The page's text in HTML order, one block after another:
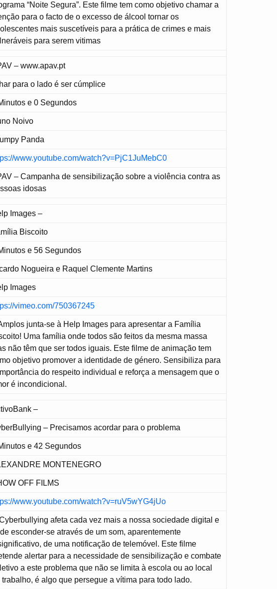
“Noite Segura”. Este filme tem como objetivo chamar a
para o facto de o excesso de álcool tornar os
mais suscetíveis para a prática de crimes e mais
para serem vitimas
– www.apav.pt
para o lado é ser cúmplice
e 0 Segundos
Noivo
Panda
www.youtube.com/watch?v=PjC1JuMebC0
– Campanha de sensibilização sobre a violência contra as
idosas
Images –
Biscoito
e 56 Segundos
Nogueira e Raquel Clemente Martins
Images
vimeo.com/750367245
junta-se à Help Images para apresentar a Família
Uma família onde todos são feitos da mesma massa
não têm que ser todos iguais. Este filme de animação tem
objetivo promover a identidade de género. Sensibiliza para
do respeito individual e reforça a mensagem que o
é incondicional.
–
– Precisamos acordar para o problema
e 42 Segundos
MONTENEGRO
OFF FILMS
www.youtube.com/watch?v=ruV5wYG4jUo
afeta cada vez mais a nossa sociedade digital e
esconder-se através de um som, aparentemente
de uma notificação de telemóvel. Este filme
alertar para a necessidade de sensibilização e combate
a este problema que não se limita à escola ou ao local
trabalho, é algo que persegue a vítima para todo lado.